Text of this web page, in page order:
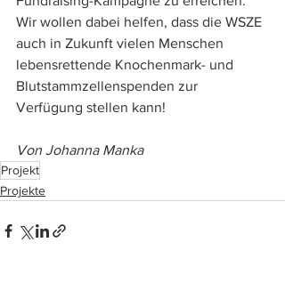
Wir wollen dabei helfen, dass die WSZE
auch in Zukunft vielen Menschen
lebensrettende Knochenmark- und
Blutstammzellenspenden zur
Verfügung stellen kann!
Von Johanna Manka
Projekt
Projekte